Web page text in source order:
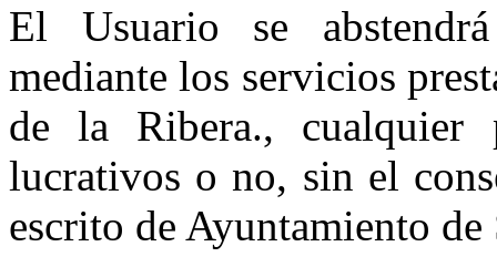
El Usuario se
mediante los servicios
de la Ribera.,
lucrativos o no, sin el
escrito de Ayuntamiento